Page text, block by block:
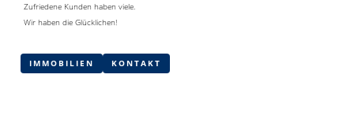
Zufriedene Kunden haben viele.
Wir haben die Glücklichen!
IMMOBILIEN KONTAKT